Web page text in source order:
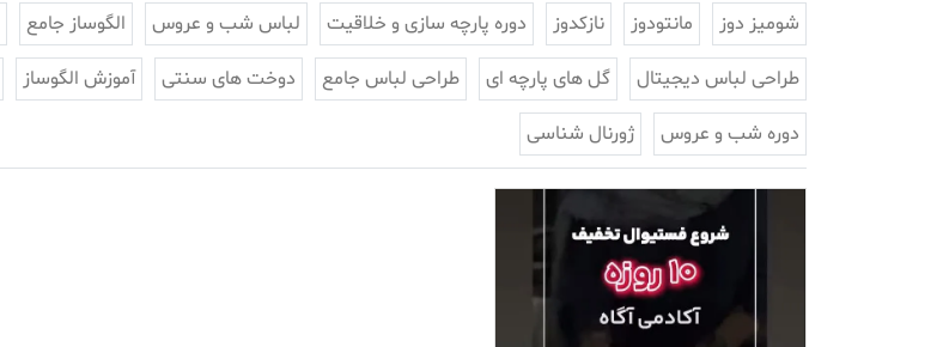
شومیز دوز مانتودوز نازکدوز دوره پارچه سازی و خلاقیت لباس شب و عروس الگوساز جامع
طراحی لباس دیجیتال گل های پارچه ای طراحی لباس جامع دوخت های سنتی آموزش الگوساز
دوره شب و عروس ژورنال شناسی